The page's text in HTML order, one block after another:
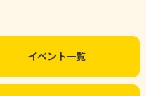
イベント一覧